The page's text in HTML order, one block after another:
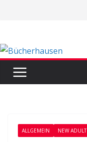
ALLGEMEIN NEW ADULT